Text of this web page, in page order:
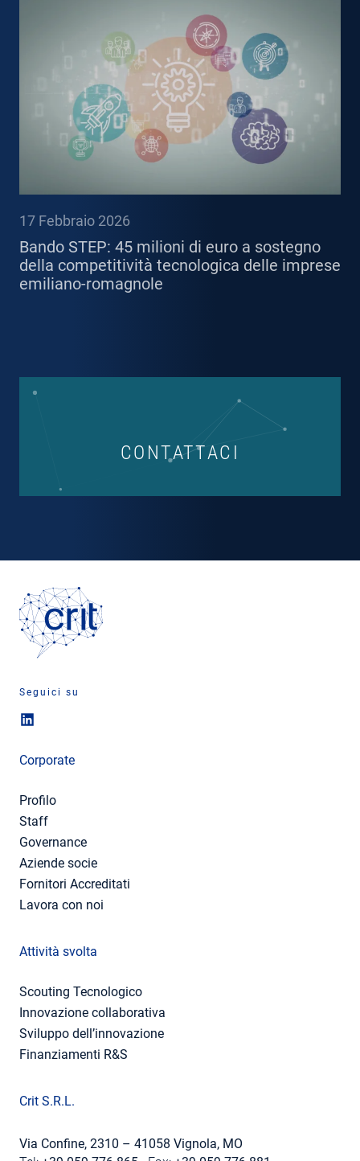
17 Febbraio 2026
Bando STEP: 45 milioni di euro a sostegno
della competitività tecnologica delle imprese
emiliano-romagnole
CONTATTACI
Seguici su
Corporate
Profilo
Staff
Governance
Aziende socie
Fornitori Accreditati
Lavora con noi
Attività svolta
Scouting Tecnologico
Innovazione collaborativa
Sviluppo dell’innovazione
Finanziamenti R&S
Crit S.R.L.
Via Confine, 2310 – 41058 Vignola, MO